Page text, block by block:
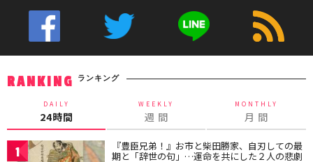
RANKING ランキング
DAILY
24時間
WEEKLY
週 間
MONTHLY
月 間
1 『豊臣兄弟！』お市と柴田勝家、自刃しての最
期と「辞世の句」…運命を共にした２人の悲劇